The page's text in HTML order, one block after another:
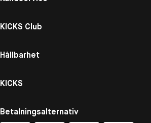
KICKS Club
Hållbarhet
KICKS
Betalningsalternativ